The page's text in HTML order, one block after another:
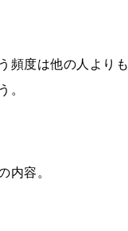
頻度は他の人より
。
内容。